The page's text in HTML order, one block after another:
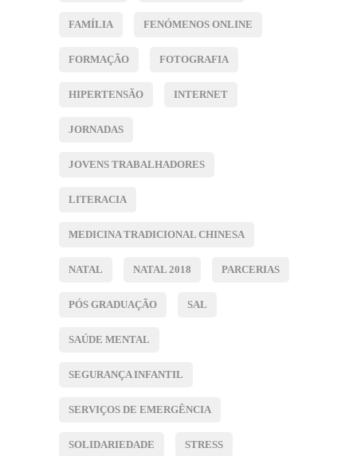
FAMÍLIA FENÓMENOS ONLINE
FORMAÇÃO FOTOGRAFIA
HIPERTENSÃO INTERNET
JORNADAS
JOVENS TRABALHADORES
LITERACIA
MEDICINA TRADICIONAL CHINESA
NATAL NATAL 2018 PARCERIAS
PÓS GRADUAÇÃO SAL
SAÚDE MENTAL
SEGURANÇA INFANTIL
SERVIÇOS DE EMERGÊNCIA
SOLIDARIEDADE STRESS